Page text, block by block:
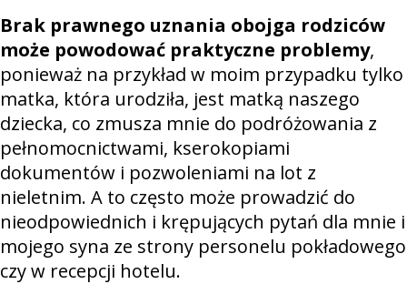
Brak prawnego uznania obojga rodziców
może powodować praktyczne problemy,
ponieważ na przykład w moim przypadku tylko
matka, która urodziła, jest matką naszego
dziecka, co zmusza mnie do podróżowania z
pełnomocnictwami, kserokopiami
dokumentów i pozwoleniami na lot z
nieletnim. A to często może prowadzić do
nieodpowiednich i krępujących pytań dla mnie i
mojego syna ze strony personelu pokładowego
czy w recepcji hotelu.